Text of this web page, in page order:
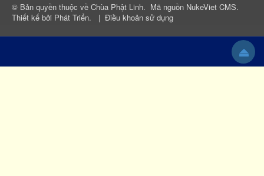
© Bản quyền thuộc về Chùa Phật Linh. Mã nguồn NukeViet CMS.
Thiết kế bởi Phát Triển. | Điều khoản sử dụng